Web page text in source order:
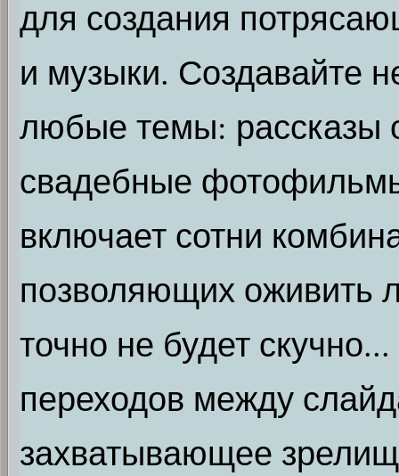
для создания
и музыки. Создавайте
любые темы: рассказы
свадебные
включает сотни
позволяющих
точно не будет
переходов между
захватывающее